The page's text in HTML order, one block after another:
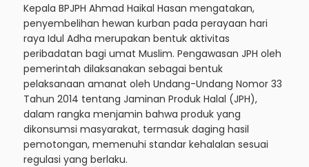
Kepala BPJPH Ahmad Haikal Hasan mengatakan,
penyembelihan hewan kurban pada perayaan hari
raya Idul Adha merupakan bentuk aktivitas
peribadatan bagi umat Muslim. Pengawasan JPH oleh
pemerintah dilaksanakan sebagai bentuk
pelaksanaan amanat oleh Undang-Undang Nomor 33
Tahun 2014 tentang Jaminan Produk Halal (JPH),
dalam rangka menjamin bahwa produk yang
dikonsumsi masyarakat, termasuk daging hasil
pemotongan, memenuhi standar kehalalan sesuai
regulasi yang berlaku.